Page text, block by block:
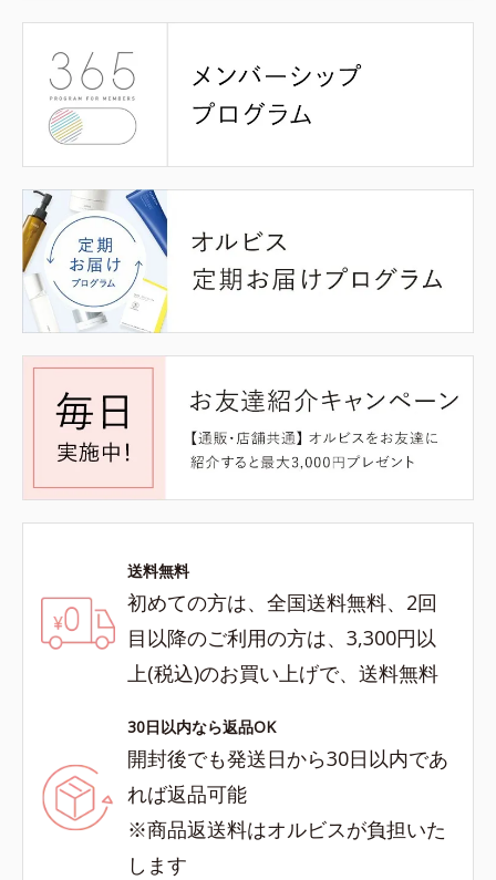
送料無料
初めての方は、全国送料無料、2回
目以降のご利用の方は、3,300円以
上(税込)のお買い上げで、送料無料
30日以内なら返品OK
開封後でも発送日から30日以内であ
れば返品可能
※商品返送料はオルビスが負担いた
します